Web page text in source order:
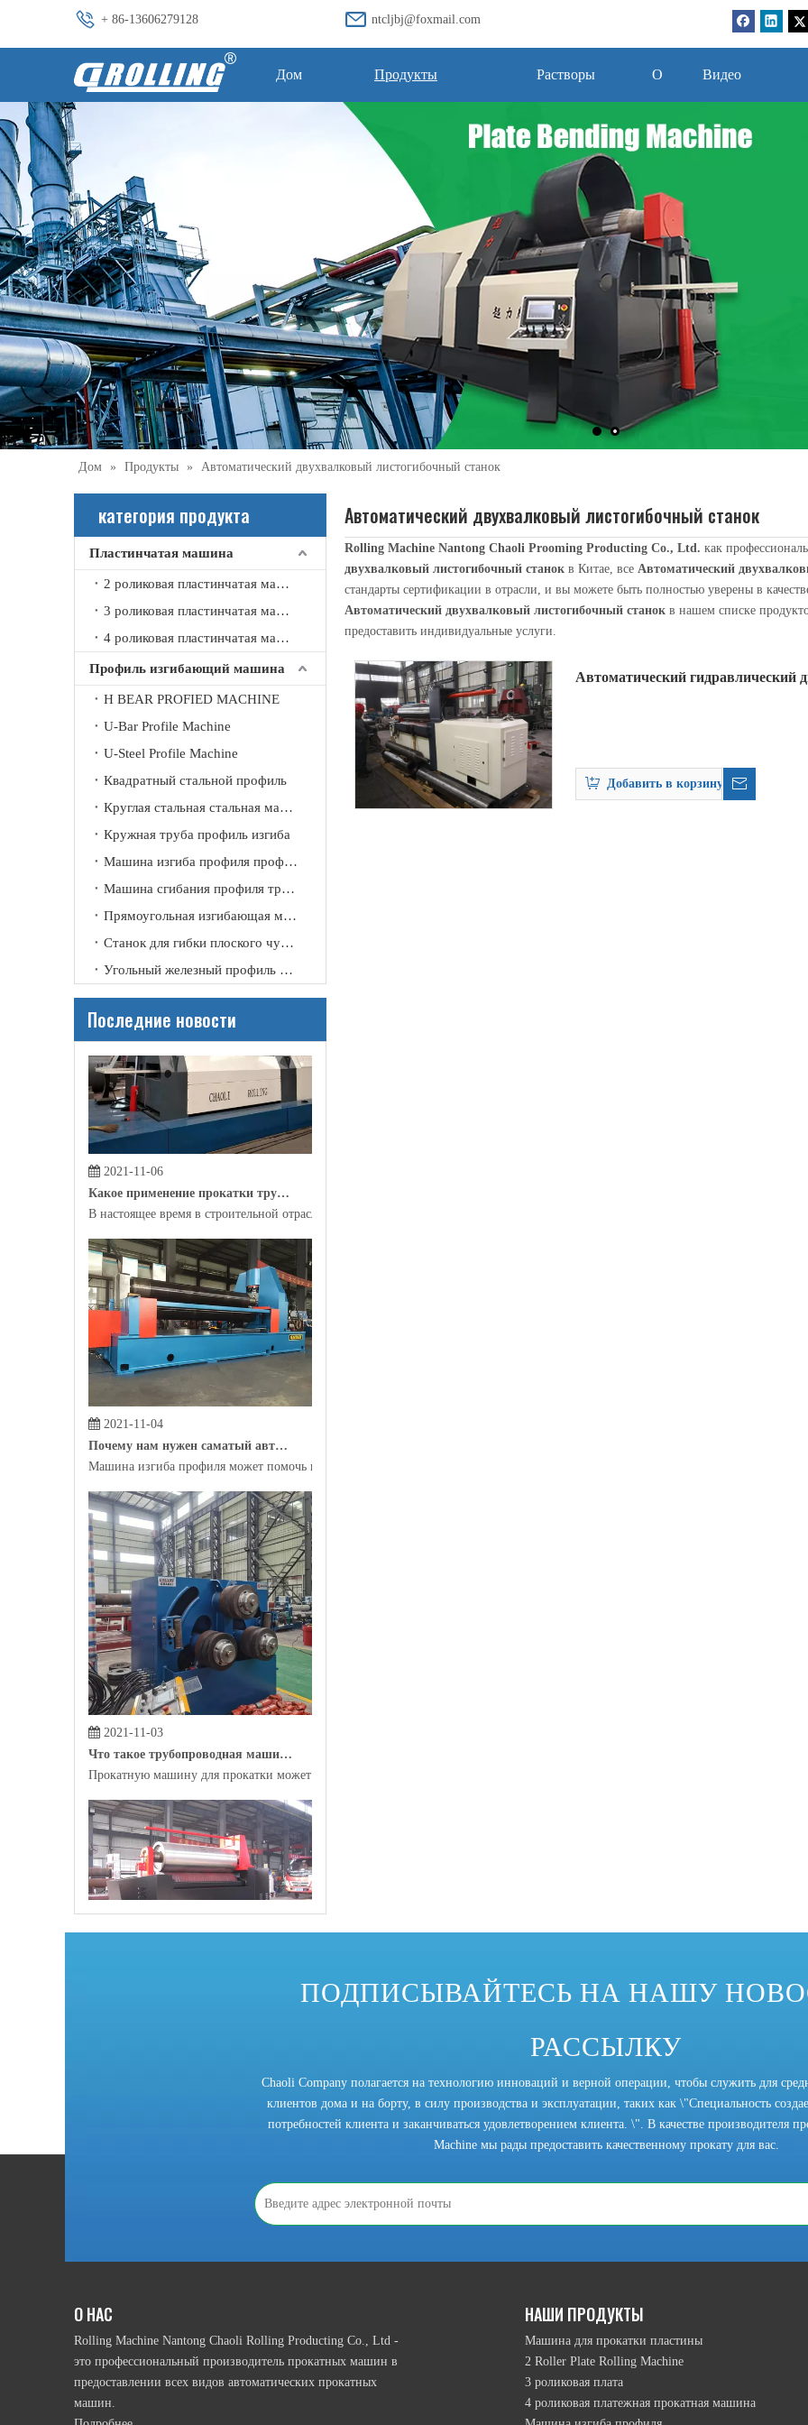
+ 86-13606279128 ntcljbj@foxmail.com
Дом Продукты Растворы О Видео
Дом » Продукты » Автоматический двухвалковый листогибочный станок
категория продукта
Пластинчатая машина
2 роликовая пластинчатая машина
3 роликовая пластинчатая машина
4 роликовая пластинчатая машина
Профиль изгибающий машина
H BEAR PROFIED MACHINE
U-Bar Profile Machine
U-Steel Profile Machine
Квадратный стальной профиль
Круглая стальная стальная машина изгиба
Кружная труба профиль изгиба
Машина изгиба профиля профиля канала
Машина сгибания профиля трубки
Прямоугольная изгибающая машина
Станок для гибки плоского чугунного профиля
Угольный железный профиль изгиб
Последние новости
2021-09-21
Автоматическая стыковочная машина в основном используется для наматывания длиннокатаных деталей на стыковочно-
2021-11-09
Благодаря своему техническому улучшению и совершенствованию, типы прокатных машин труб увеличивались, а этапы
2021-11-06
В настоящее время в строительной отрасли, производственной промышленности и химической промышленности широко
Машина изгиба профиля может помочь производителям проводить массовое производство, которое не только повышает
2021-11-03
Прокатную машину для прокатки может помочь сырье, реализовать изменение формы спроса на продукцию, поэтому он
В качестве инструмента для автоматизированного производства были широко использованы изгибающие машины профиля.
Что мы должны знать, прежде чем использовать рулонную гибочный станок?
Автоматический двухвалковый листогибочный станок
Rolling Machine Nantong Chaoli Prooming Producting Co., Ltd. как
двухвалковый листогибочный станок в Китае, все Автоматический
стандарты сертификации в отрасли, и вы можете быть полностью уверены в
Автоматический двухвалковый листогибочный станок в нашем списке
предоставить индивидуальные услуги.
Автоматический гидравлический
Добавить в корзину
ПОДПИСЫВАЙТЕСЬ НА НАШУ
РАССЫЛКУ
Chaoli Company полагается на технологию инноваций и верной операции, чтобы служить для
клиентов дома и на борту, в силу производства и эксплуатации, таких как \"Специальность
потребностей клиента и заканчиваться удовлетворением клиента. \". В качестве производителя
Machine мы рады предоставить качественному прокату для вас.
О НАС
Rolling Machine Nantong Chaoli Rolling Producting Co., Ltd -
это профессиональный производитель прокатных машин в
предоставлении всех видов автоматических прокатных
машин.
НАШИ ПРОДУКТЫ
Машина для прокатки пластины
2 Roller Plate Rolling Machine
3 роликовая плата
4 роликовая платежная прокатная машина